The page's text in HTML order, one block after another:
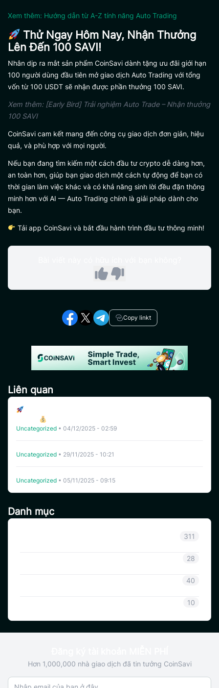
Danh mục
311
28
40
10
Xem thêm: Hướng dẫn từ A-Z tính năng Auto Trading
Thử Ngay Hôm Nay, Nhận Thưởng
Lên Đến 100 SAVI!
Nhân dịp ra mắt sản phẩm CoinSavi dành tặng ưu đãi giới hạn
100 người dùng đầu tiên mở giao dịch Auto Trading với tổng
vốn từ 100 USDT sẽ nhận được phần thưởng 100 SAVI.
Xem thêm:[Early Bird] Trải nghiệm Auto Trade – Nhận thưởng
100 SAVI
CoinSavi cam kết mang đến công cụ giao dịch đơn giản, hiệu
quả, và phù hợp với mọi người.
Nếu bạn đang tìm kiếm một cách đầu tư crypto dễ dàng hơn,
an toàn hơn, giúp bạn giao dịch một cách tự động để bạn có
thời gian làm việc khác và có khả năng sinh lời đều đặn thông
minh hơn với AI — Auto Trading chính là giải pháp dành cho
bạn.
Tải app CoinSavi và bắt đầu hành trình đầu tư thông minh!
Copy linkt
Liên quan
Uncategorized • 04/12/2025 - 02:59
Uncategorized • 29/11/2025 - 10:21
Uncategorized • 05/11/2025 - 09:15
Hơn 1,000,000 nhà giao dịch đã tin tưởng CoinSavi